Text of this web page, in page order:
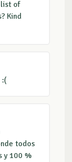
list of
Kind
:(
todos
y 100 %